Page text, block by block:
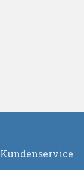
Kundenservice